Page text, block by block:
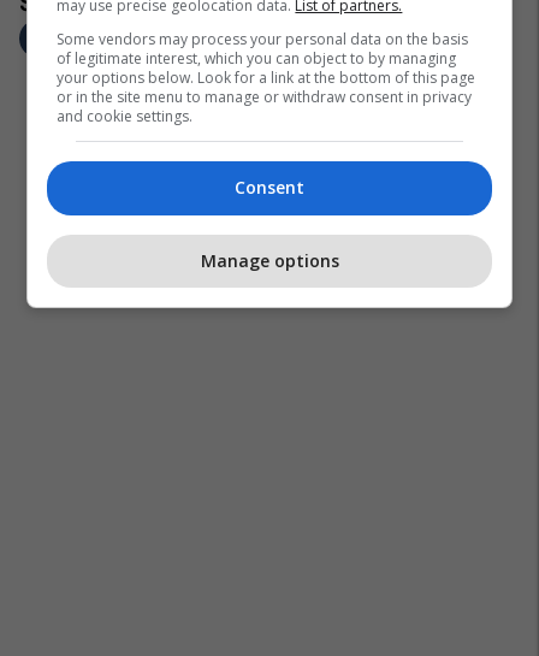
may use precise geolocation data. List of partners.
Some vendors may process your personal data on the basis
of legitimate interest, which you can object to by managing
your options below. Look for a link at the bottom of this page
or in the site menu to manage or withdraw consent in privacy
and cookie settings.
Consent
Manage options